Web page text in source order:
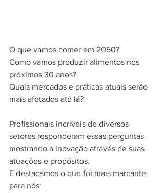
O que vamos comer em 2050?
Como vamos produzir alimentos nos
próximos 30 anos?
Quais mercados e práticas atuais serão
mais afetados até lá?
Profissionais incríveis de diversos
setores responderam essas perguntas
mostrando a inovação através de suas
atuações e propósitos.
E destacamos o que foi mais marcante
para nós: